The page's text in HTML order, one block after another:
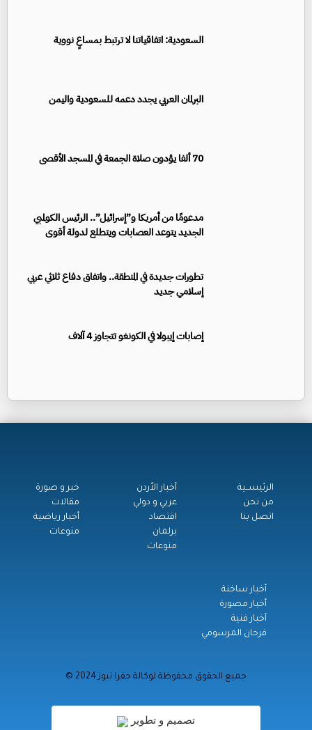
السعودية: اتفاقياتنا لا ترتبط بمساعٍ نووية
البرلمان العربي يجدد دعمه للسعودية واليمن
70 ألفا يؤدون صلاة الجمعة في المسجد الأقصى
مدعومًا من أمريكا و”إسرائيل”.. الرئيس الكولمبي
الجديد يتوعد العصابات ويتطلع لدولة أقوى
تطورات جديدة في المنطقة.. واتفاق دفاع ثلاثي عربي
إسلامي جديد
إصابات إيبولا في الكونغو تتجاوز 4 آلاف
الرئيســية
من نحن
اتصل بنا
أخبار الأردن
عربي و دولي
اقتصاد
برلمان
منوعات
خبر و صورة
مقالات
أخبار رياضية
منوعات
أخبار ساخنة
أخبار مصورة
أخبار فنية
فرحان المرسومي
© جميع الحقوق محفوظة لوكالة جفرا نيوز 2024
تصميم و تطوير